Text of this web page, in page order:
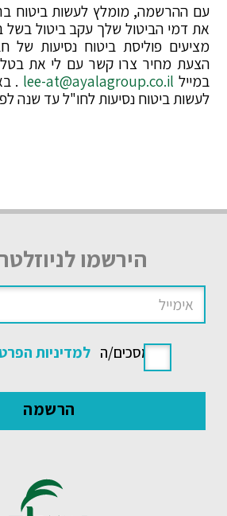
עם ההרשמה, מומלץ לעשות ביטוח
את דמי הביטול שלך עקב ביטול בשל
מציעים פוליסת ביטוח נסיעות
במייל lee-at@ayalagroup.co.il
.
לעשות ביטוח נסיעות לחו"ל עד שנה
הירשמו
אני מסכים/ה למדיניות